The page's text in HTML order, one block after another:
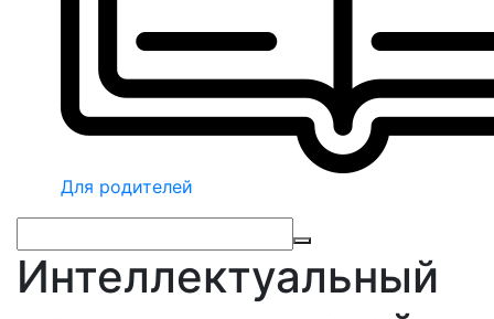
Для родителей
Интеллектуальный